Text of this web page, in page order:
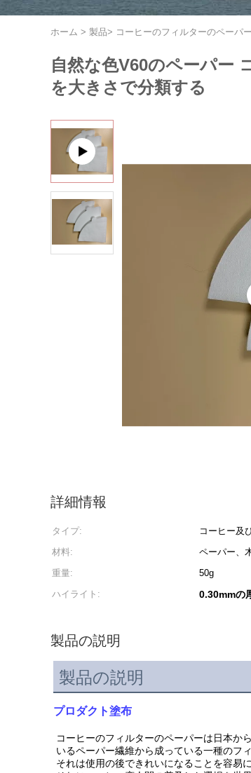
ホーム > 製品> コーヒーのフィルターのペーパー
自然な色V60のペーパー
を大きさで分類する
詳細情報
タイプ: コーヒー及
材料:
ペーパー、
重量:
50g
ハイライト:
0.30mmの
製品の説明
製品の説明
プロダクト塗布
コーヒーのフィルターのペーパーは日本か
いるペーパー繊維から成っている一種のフ
それは使用の後できれいになることを容易